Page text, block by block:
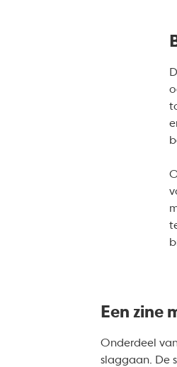
Een zine
Onderdeel
slaggaan. De